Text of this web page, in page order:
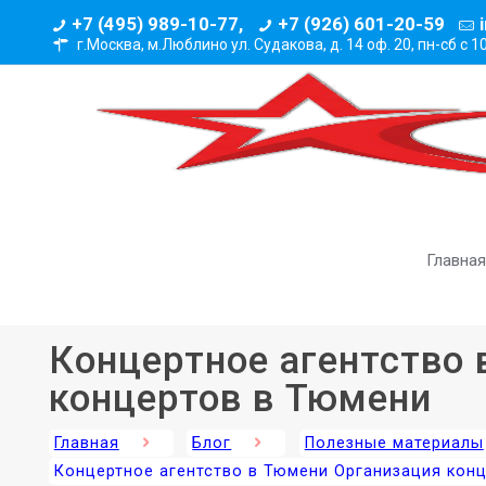
+7 (495) 989-10-77, +7 (926) 601-20-59
г.Москва, м.Люблино ул. Судакова, д. 14 оф. 20, пн-сб с
Главная
Концертное
концертов в Тюмени
Главная Блог
Полезные материалы
Концертное агентство в Тюмени Организация